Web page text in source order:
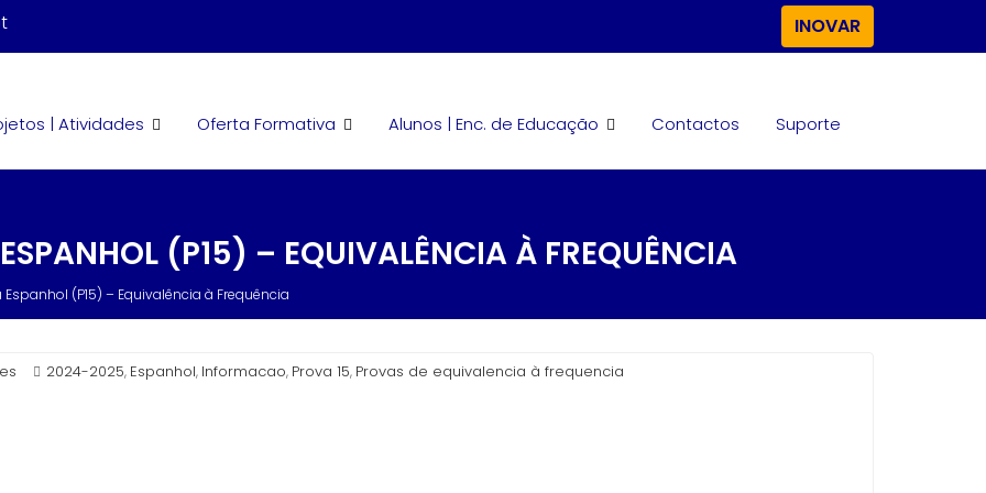
INOVAR
| Atividades Oferta Formativa Alunos | Enc. de Educação Contactos Suporte
(P15) – EQUIVALÊNCIA À FREQUÊNCIA
(P15) – Equivalência à Frequência
2024-2025, Espanhol, Informacao, Prova 15, Provas de equivalencia à frequencia